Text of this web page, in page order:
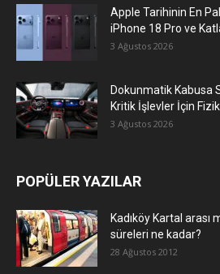
Apple Tarihinin En
iPhone 18 Pro ve
3 Ağustos 2026
Dokunmatik Kabusa
Kritik İşlevler İçin
3 Ağustos 2026
POPÜLER YAZILAR
Kadıköy Kartal arası
süreleri ne kadar?
28 Ağustos 2012